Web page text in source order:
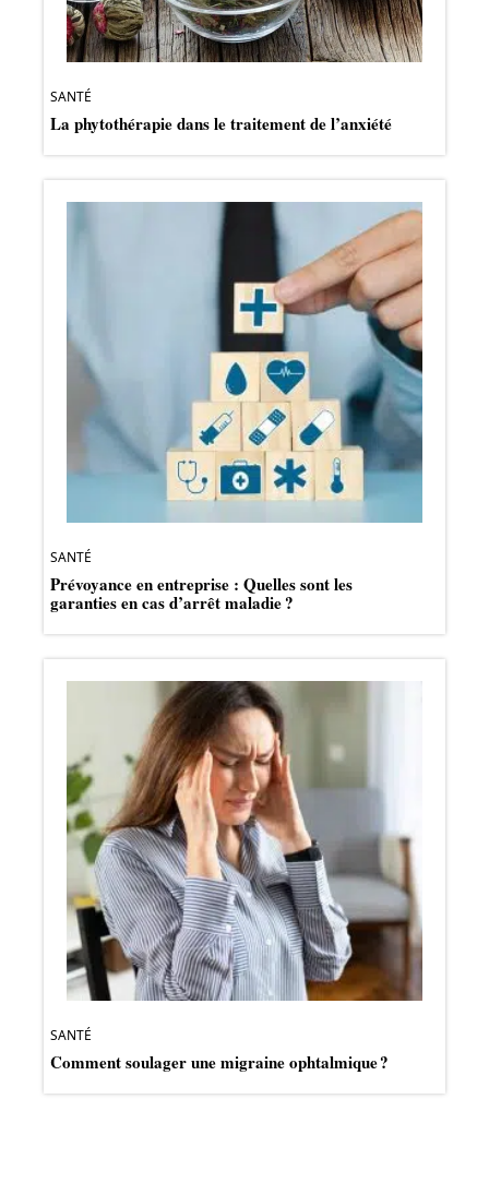
SANTÉ
La phytothérapie dans le traitement de l’anxiété
SANTÉ
Prévoyance en entreprise : Quelles sont les
garanties en cas d’arrêt maladie ?
SANTÉ
Comment soulager une migraine ophtalmique ?